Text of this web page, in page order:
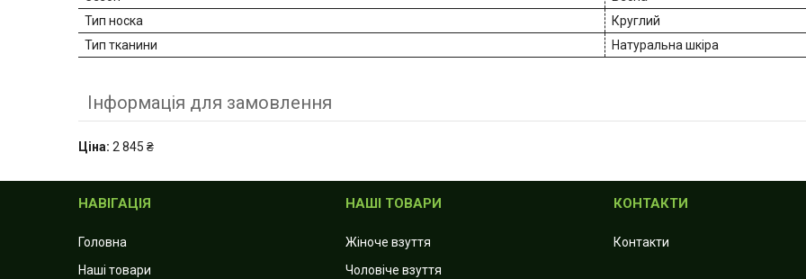
Тип носка
Круглий
Тип тканини
Натуральна шкіра
Інформація для замовлення
Ціна: 2 845 ₴
НАВІГАЦІЯ
Головна
Наші товари
НАШІ ТОВАРИ
Жіноче взуття
Чоловіче взуття
КОНТАКТИ
Контакти